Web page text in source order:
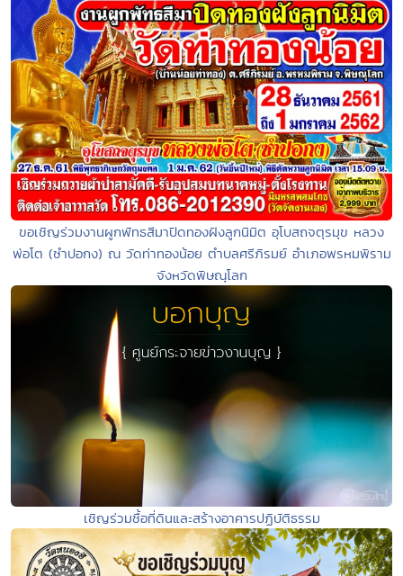
ขอเชิญร่วมงานผูกพัทธสีมาปิดทองฝังลูกนิมิต อุโบสถจตุรมุข หลวง
พ่อโต (ซำปอกง) ณ วัดท่าทองน้อย ตำบลศรีภิรมย์ อำเภอพรหมพิราม
จังหวัดพิษณุโลก
เชิญร่วมชื้อที่ดินและสร้างอาคารปฏิบัติธรรม